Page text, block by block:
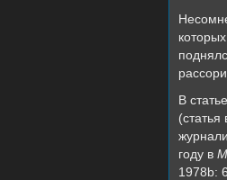
В статье
году в
1978b: